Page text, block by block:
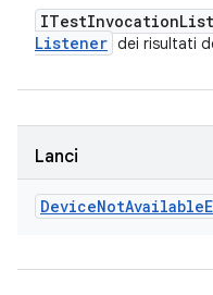
ITestInvocation
Listener dei risultati
Lanci
DeviceNotAvailable